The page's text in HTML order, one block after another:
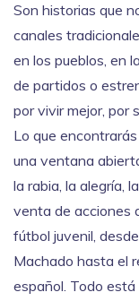
Son historias que
canales
en los pueblos, en
de partidos o
por vivir mejor, por
Lo que
una ventana
la rabia, la alegría,
venta de acciones
fútbol juvenil,
Machado hasta el
español. Todo